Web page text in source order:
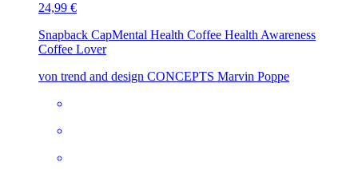
24,99 €
Snapback CapMental Health Coffee Health Awareness
Coffee Lover
von trend and design CONCEPTS Marvin Poppe